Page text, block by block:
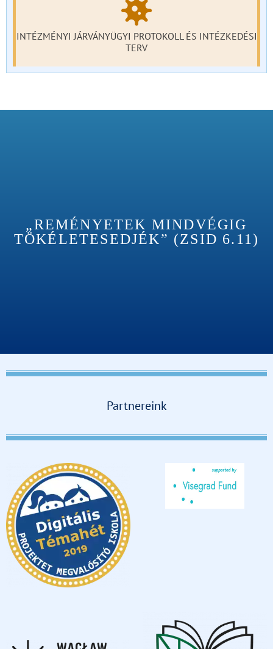
INTÉZMÉNYI JÁRVÁNYÜGYI PROTOKOLL ÉS INTÉZKEDÉSI
TERV
„REMÉNYETEK MINDVÉGIG
TÖKÉLETESEDJÉK” (ZSID 6.11)
Partnereink